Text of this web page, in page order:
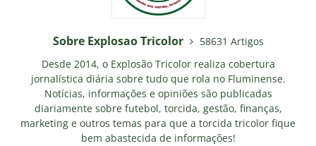
Sobre Explosao Tricolor
58631 Artigos
Desde 2014, o Explosão Tricolor realiza cobertura
jornalística diária sobre tudo que rola no Fluminense.
Notícias, informações e opiniões são publicadas
diariamente sobre futebol, torcida, gestão, finanças,
marketing e outros temas para que a torcida tricolor fique
bem abastecida de informações!